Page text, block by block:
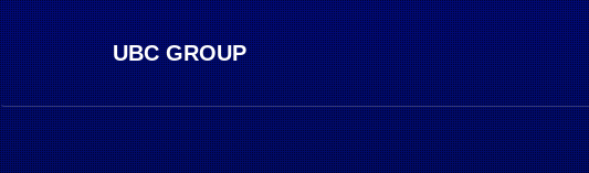
UBC GROUP